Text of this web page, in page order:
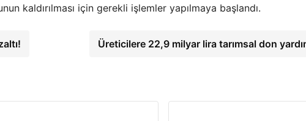
kaldırılması için gerekli işlemler yapılmaya başlandı.
Üreticilere 22,9 milyar lira tarımsal don